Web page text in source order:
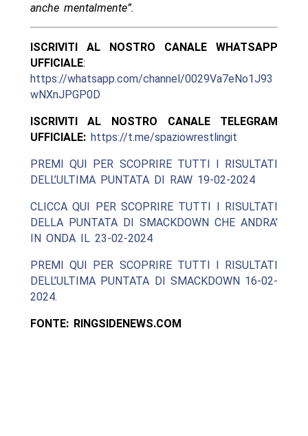
anche mentalmente”.
ISCRIVITI AL NOSTRO CANALE WHATSAPP
UFFICIALE:
https://whatsapp.com/channel/0029Va7eNo1J93
wNXnJPGP0D
ISCRIVITI AL NOSTRO CANALE TELEGRAM
UFFICIALE: https://t.me/spaziowrestlingit
PREMI QUI PER SCOPRIRE TUTTI I RISULTATI
DELL’ULTIMA PUNTATA DI RAW 19-02-2024
CLICCA QUI PER SCOPRIRE TUTTI I RISULTATI
DELLA PUNTATA DI SMACKDOWN CHE ANDRA’
IN ONDA IL 23-02-2024
PREMI QUI PER SCOPRIRE TUTTI I RISULTATI
DELL’ULTIMA PUNTATA DI SMACKDOWN 16-02-
2024.
FONTE: RINGSIDENEWS.COM